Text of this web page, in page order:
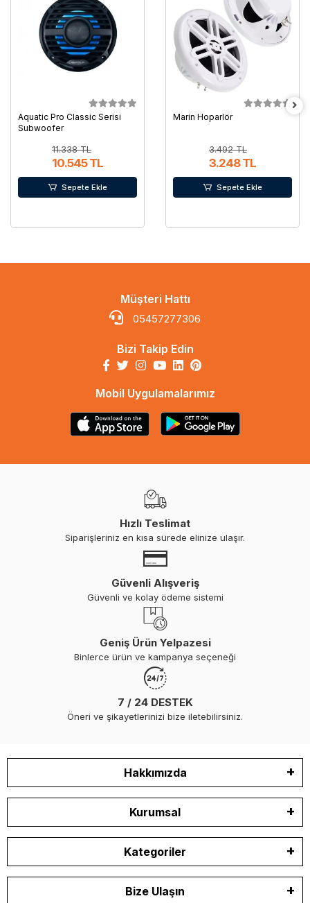
Aquatic Pro Classic Serisi
Subwoofer
11.338 TL
10.545 TL
Sepete Ekle
Marin Hoparlör
3.492 TL
3.248 TL
Sepete Ekle
Müşteri Hattı
05457277306
Bizi Takip Edin
Mobil Uygulamalarımız
Hızlı Teslimat
Siparişleriniz en kısa sürede elinize ulaşır.
Güvenli Alışveriş
Güvenli ve kolay ödeme sistemi
Geniş Ürün Yelpazesi
Binlerce ürün ve kampanya seçeneği
7 / 24 DESTEK
Öneri ve şikayetlerinizi bize iletebilirsiniz.
Hakkımızda
Kurumsal
Kategoriler
Bize Ulaşın